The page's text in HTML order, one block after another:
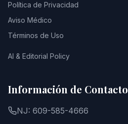
Política de Privacidad
Aviso Médico
Términos de Uso
AI & Editorial Policy
Información de Contacto
NJ: 609-585-4666